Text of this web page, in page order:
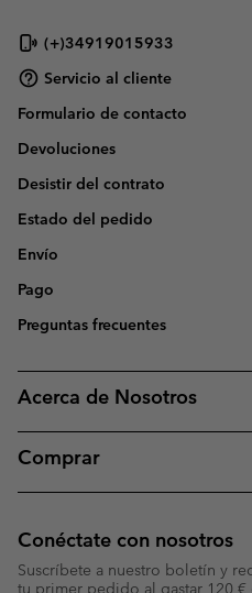
(+)34919015933
Servicio al cliente
Formulario de contacto
Devoluciones
Desistir del contrato
Estado del pedido
Envío
Pago
Preguntas frecuentes
Acerca de Nosotros
Comprar
Conéctate con nosotros
Suscríbete a nuestro boletín y
tu primer pedido al gastar 120